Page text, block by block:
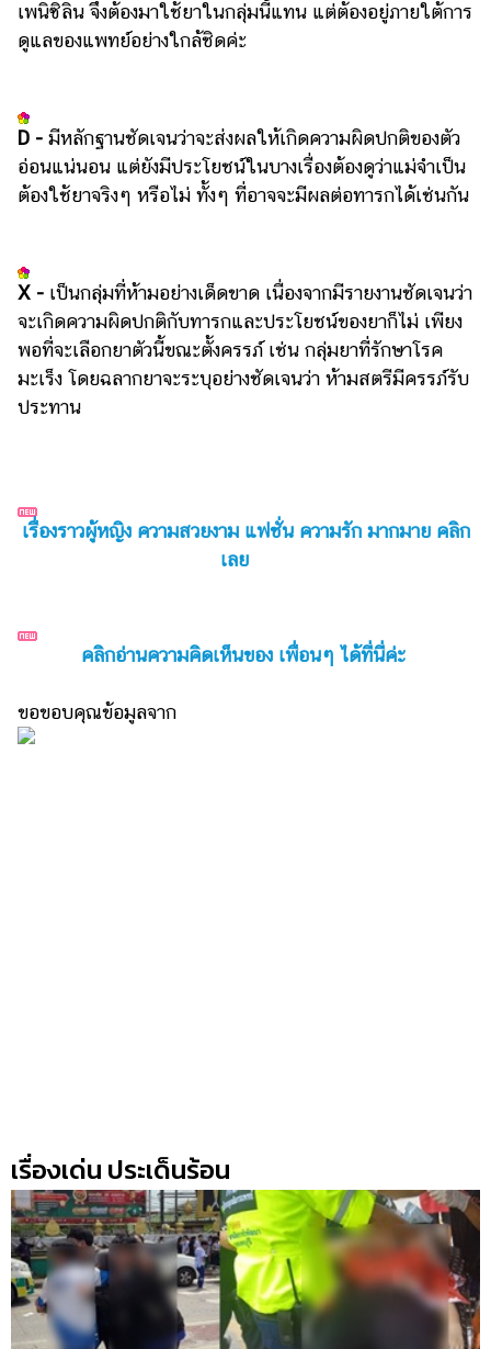
เพนิซิลิน จึงต้องมาใช้ยาในกลุ่มนี้แทน แต่ต้องอยู่ภายใต้การ
ดูแลของแพทย์อย่างใกล้ชิดค่ะ
D - มีหลักฐานชัดเจนว่าจะส่งผลให้เกิดความผิดปกติของตัว
อ่อนแน่นอน แต่ยังมีประโยชน์ในบางเรื่องต้องดูว่าแม่จำเป็น
ต้องใช้ยาจริงๆ หรือไม่ ทั้งๆ ที่อาจจะมีผลต่อทารกได้เช่นกัน
X - เป็นกลุ่มที่ห้ามอย่างเด็ดขาด เนื่องจากมีรายงานชัดเจนว่า
จะเกิดความผิดปกติกับทารกและประโยชน์ของยาก็ไม่ เพียง
พอที่จะเลือกยาตัวนี้ขณะตั้งครรภ์ เช่น กลุ่มยาที่รักษาโรค
มะเร็ง โดยฉลากยาจะระบุอย่างชัดเจนว่า ห้ามสตรีมีครรภ์รับ
ประทาน
เรื่องราวผู้หญิง ความสวยงาม แฟชั่น ความรัก มากมาย คลิก
เลย
คลิกอ่านความคิดเห็นของ เพื่อนๆ ได้ที่นี่ค่ะ
ขอขอบคุณข้อมูลจาก
เรื่องเด่น ประเด็นร้อน